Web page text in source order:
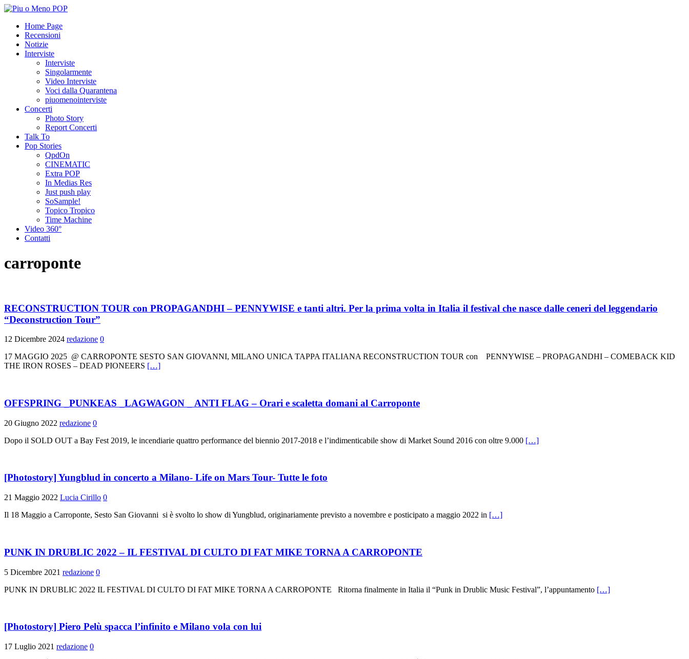
Home Page
Recensioni
Notizie
Interviste
Interviste
Singolarmente
Video Interviste
Voci dalla Quarantena
piuomenointerviste
Concerti
Photo Story
Report Concerti
Talk To
Pop Stories
QpdOn
CINEMATIC
Extra POP
In Medias Res
Just push play
SoSample!
Topico Tropico
Time Machine
Video 360°
Contatti
carroponte
RECONSTRUCTION TOUR con PROPAGANDHI – PENNYWISE e tanti altri. Per la prima volta in Italia il festival che nasce dalle ceneri del leggendario
“Deconstruction Tour”
12 Dicembre 2024 redazione 0
17 MAGGIO 2025 @ CARROPONTE SESTO SAN GIOVANNI, MILANO UNICA TAPPA ITALIANA RECONSTRUCTION TOUR con PENNYWISE – PROPAGANDHI – COMEBACK KID
THE IRON ROSES – DEAD PIONEERS […]
OFFSPRING _PUNKEAS _LAGWAGON _ ANTI FLAG – Orari e scaletta domani al Carroponte
20 Giugno 2022 redazione 0
Dopo il SOLD OUT a Bay Fest 2019, le incendiarie quattro performance del biennio 2017-2018 e l’indimenticabile show di Market Sound 2016 con oltre 9.000 […]
[Photostory] Yungblud in concerto a Milano- Life on Mars Tour- Tutte le foto
21 Maggio 2022 Lucia Cirillo 0
Il 18 Maggio a Carroponte, Sesto San Giovanni si è svolto lo show di Yungblud, originariamente previsto a novembre e posticipato a maggio 2022 in […]
PUNK IN DRUBLIC 2022 – IL FESTIVAL DI CULTO DI FAT MIKE TORNA A CARROPONTE
5 Dicembre 2021 redazione 0
PUNK IN DRUBLIC 2022 IL FESTIVAL DI CULTO DI FAT MIKE TORNA A CARROPONTE Ritorna finalmente in Italia il “Punk in Drublic Music Festival”, l’appuntamento […]
[Photostory] Piero Pelù spacca l’infinito e Milano vola con lui
17 Luglio 2021 redazione 0